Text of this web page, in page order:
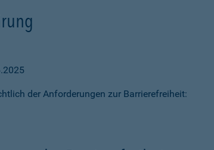
der Anforderungen zur Barrierefreiheit: